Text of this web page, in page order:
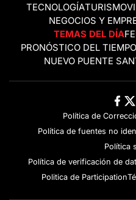
TECNOLOGÍATURISMO
NEGOCIOS Y
TEMAS DEL DÍA
PRONÓSTICO DEL TIEMPO
NUEVO PUENTE
Política de
Política de fuentes no
Política
Política de verificación de
Politica de Participation